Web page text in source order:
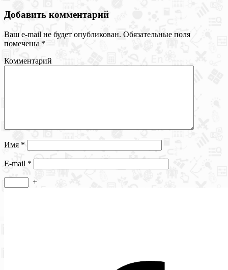
Добавить комментарий
Ваш e-mail не будет опубликован. Обязательные поля
помечены *
Комментарий
Имя *
E-mail *
+